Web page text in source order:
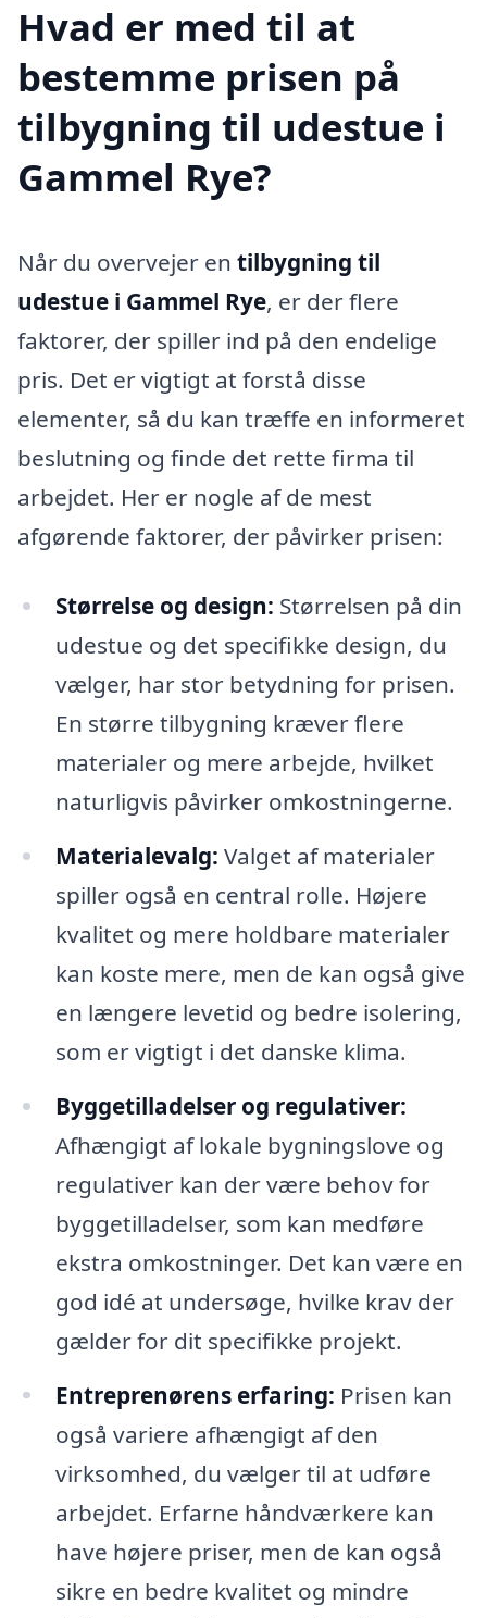
Hvad er med til at
bestemme prisen på
tilbygning til udestue i
Gammel Rye?
Når du overvejer en tilbygning til
udestue i Gammel Rye, er der flere
faktorer, der spiller ind på den endelige
pris. Det er vigtigt at forstå disse
elementer, så du kan træffe en informeret
beslutning og finde det rette firma til
arbejdet. Her er nogle af de mest
afgørende faktorer, der påvirker prisen:
Størrelse og design: Størrelsen på din
udestue og det specifikke design, du
vælger, har stor betydning for prisen.
En større tilbygning kræver flere
materialer og mere arbejde, hvilket
naturligvis påvirker omkostningerne.
Materialevalg: Valget af materialer
spiller også en central rolle. Højere
kvalitet og mere holdbare materialer
kan koste mere, men de kan også give
en længere levetid og bedre isolering,
som er vigtigt i det danske klima.
Byggetilladelser og regulativer:
Afhængigt af lokale bygningslove og
regulativer kan der være behov for
byggetilladelser, som kan medføre
ekstra omkostninger. Det kan være en
god idé at undersøge, hvilke krav der
gælder for dit specifikke projekt.
Entreprenørens erfaring: Prisen kan
også variere afhængigt af den
virksomhed, du vælger til at udføre
arbejdet. Erfarne håndværkere kan
have højere priser, men de kan også
sikre en bedre kvalitet og mindre